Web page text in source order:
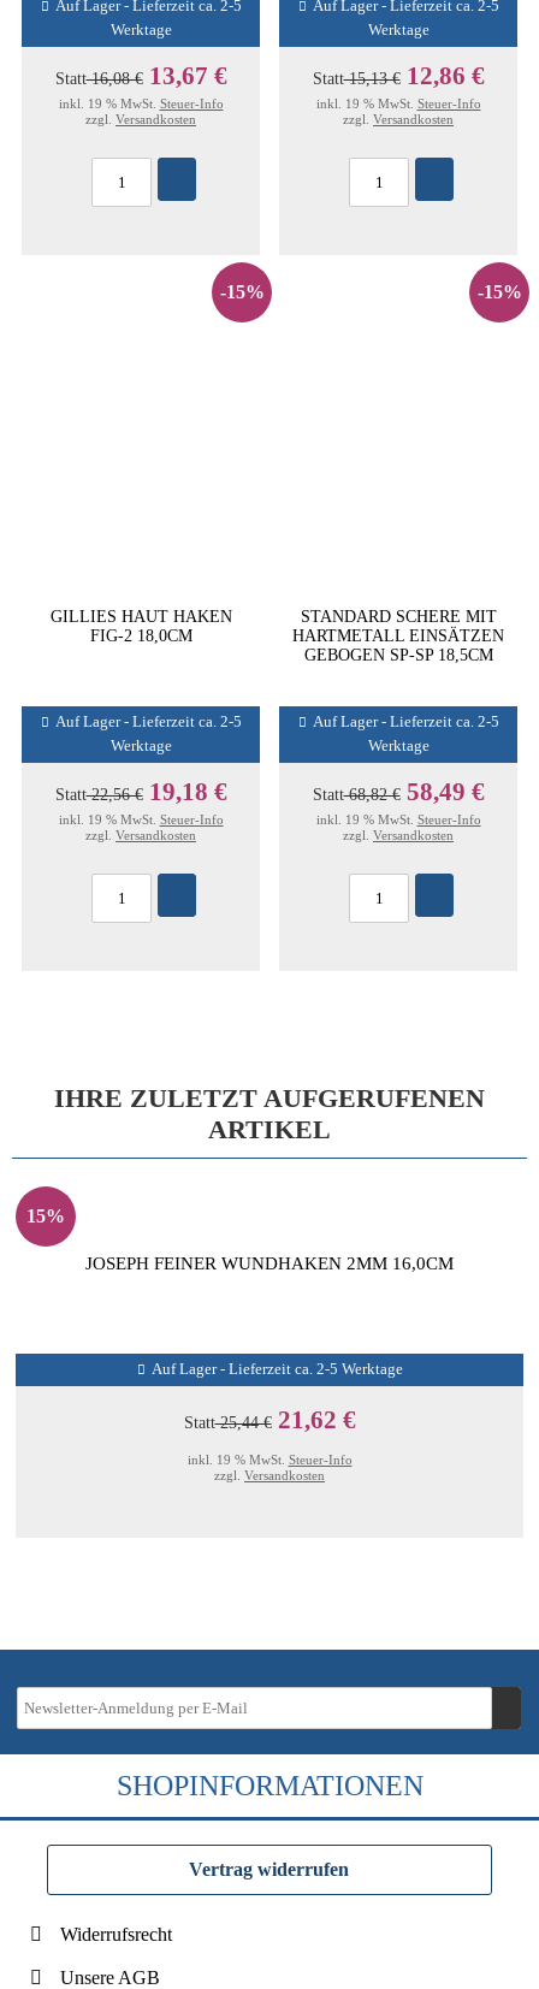
Auf Lager - Lieferzeit ca. 2-5
Werktage
Statt16,08 € 13,67 €
inkl. 19 % MwSt. Steuer-Info
zzgl. Versandkosten
Auf Lager - Lieferzeit ca. 2-5
Werktage
Statt15,13 € 12,86 €
inkl. 19 % MwSt. Steuer-Info
zzgl. Versandkosten
-15%
GILLIES HAUT HAKEN
FIG-2 18,0CM
Auf Lager - Lieferzeit ca. 2-5
Werktage
Statt22,56 € 19,18 €
inkl. 19 % MwSt. Steuer-Info
zzgl. Versandkosten
-15%
STANDARD SCHERE MIT
HARTMETALL EINSÄTZEN
GEBOGEN SP-SP 18,5CM
Auf Lager - Lieferzeit ca. 2-5
Werktage
Statt68,82 € 58,49 €
inkl. 19 % MwSt. Steuer-Info
zzgl. Versandkosten
IHRE ZULETZT AUFGERUFENEN
ARTIKEL
15%
JOSEPH FEINER WUNDHAKEN 2MM 16,0CM
Auf Lager - Lieferzeit ca. 2-5 Werktage
Statt25,44 € 21,62 €
inkl. 19 % MwSt. Steuer-Info
zzgl. Versandkosten
SHOPINFORMATIONEN
Vertrag widerrufen
Widerrufsrecht
Unsere AGB